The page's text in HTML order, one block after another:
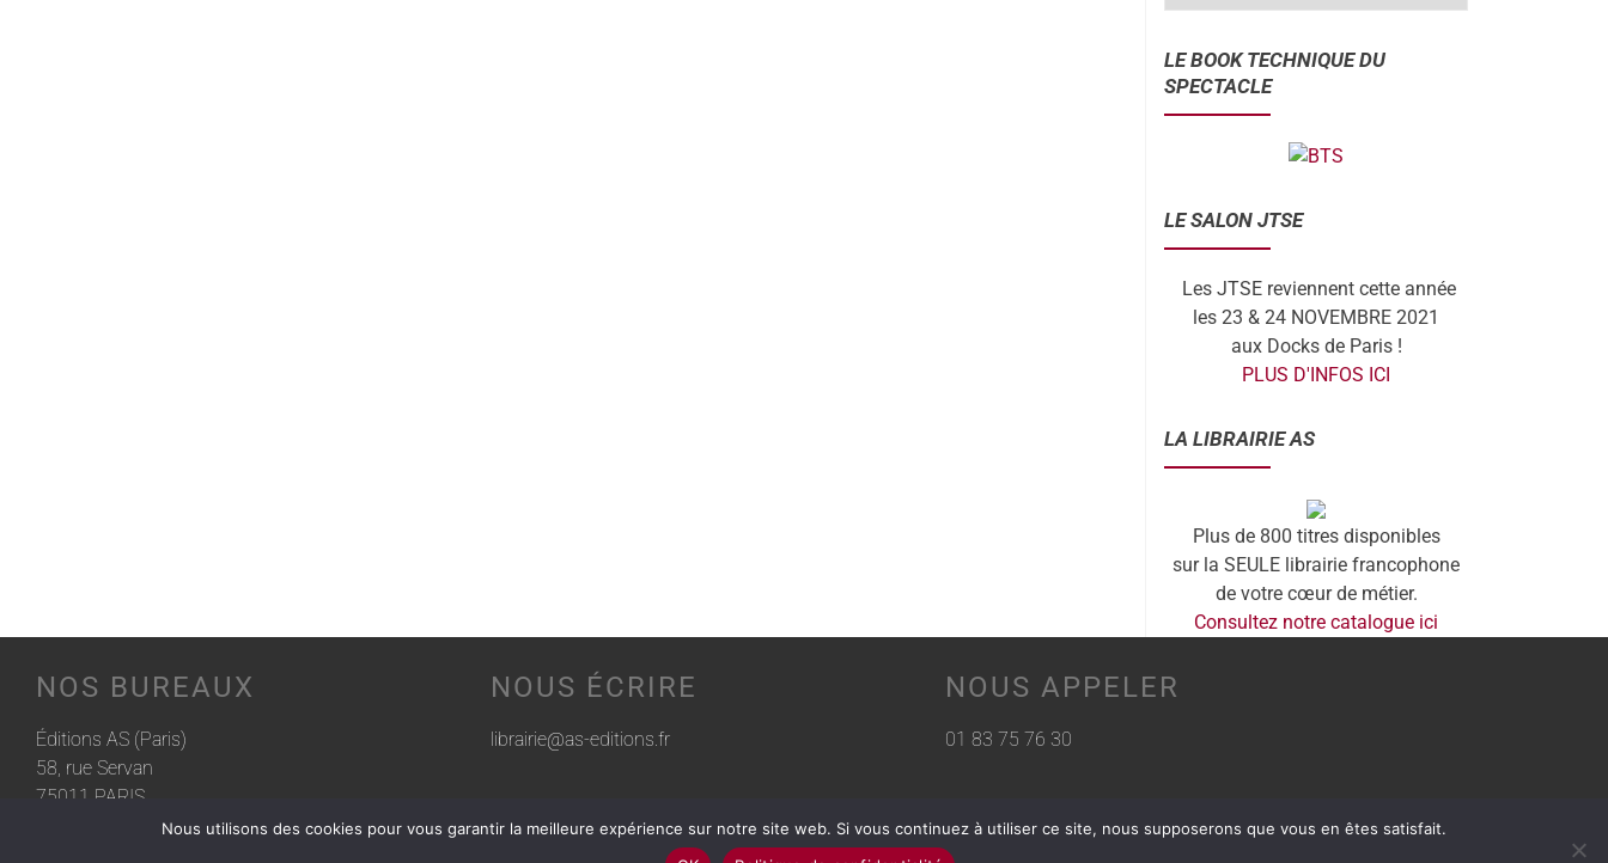
LE BOOK TECHNIQUE DU
SPECTACLE
LE SALON JTSE
Les JTSE reviennent cette année
les 23 & 24 NOVEMBRE 2021
aux Docks de Paris !
PLUS D'INFOS ICI
LA LIBRAIRIE AS
Plus de 800 titres disponibles
sur la SEULE librairie francophone
de votre cœur de métier.
Consultez notre catalogue ici
NOS BUREAUX
Éditions AS (Paris)
58, rue Servan
75011 PARIS
NOUS ÉCRIRE
librairie@as-editions.fr
NOUS APPELER
01 83 75 76 30
Nous utilisons des cookies pour vous garantir la meilleure expérience sur notre site web. Si vous continuez à utiliser ce site, nous supposerons que vous en êtes satisfait.